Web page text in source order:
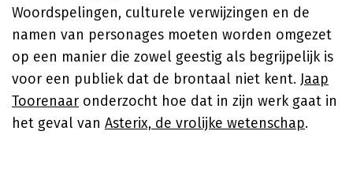
Woordspelingen, culturele verwijzingen en de
namen van personages moeten worden omgezet
op een manier die zowel geestig als begrijpelijk is
voor een publiek dat de brontaal niet kent. Jaap
Toorenaar onderzocht hoe dat in zijn werk gaat in
het geval van Asterix, de vrolijke wetenschap.